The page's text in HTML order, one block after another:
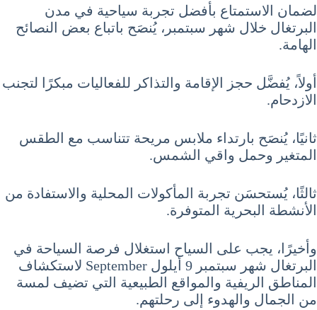
لضمان الاستمتاع بأفضل تجربة سياحية في مدن
البرتغال خلال شهر سبتمبر، يُنصَح باتباع بعض النصائح
الهامة.
أولاً، يُفضَّل حجز الإقامة والتذاكر للفعاليات مبكرًا لتجنب
الازدحام.
ثانيًا، يُنصَح بارتداء ملابس مريحة تتناسب مع الطقس
المتغير وحمل واقي الشمس.
ثالثًا، يُستحسَن تجربة المأكولات المحلية والاستفادة من
الأنشطة البحرية المتوفرة.
وأخيرًا، يجب على السياح استغلال فرصة السياحة في
البرتغال شهر سبتمبر 9 أيلول September لاستكشاف
المناطق الريفية والمواقع الطبيعية التي تضيف لمسة
من الجمال والهدوء إلى رحلتهم.